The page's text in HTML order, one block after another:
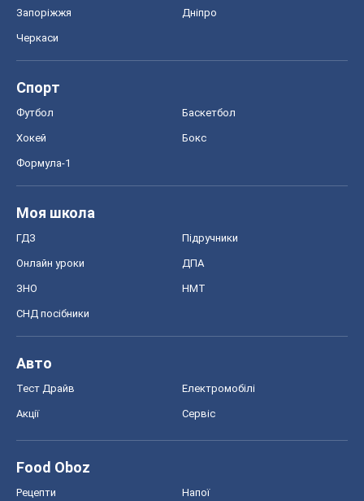
Запоріжжя Дніпро
Черкаси
Спорт
Футбол Баскетбол
Хокей Бокс
Формула-1
Моя школа
ГДЗ Підручники
Онлайн уроки ДПА
ЗНО НМТ
СНД посібники
Авто
Тест Драйв Електромобілі
Акції Сервіс
Food Oboz
Рецепти Напої